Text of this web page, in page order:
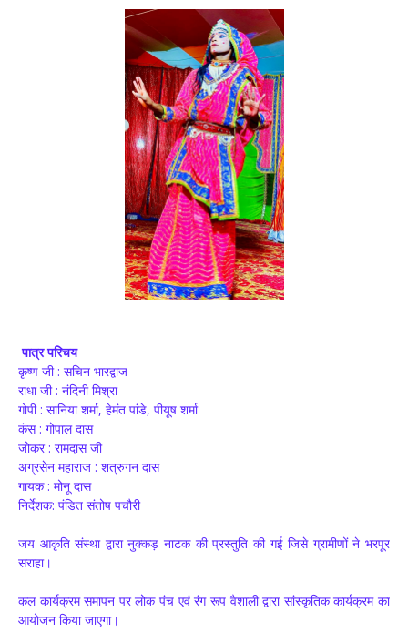
पात्र परिचय
कृष्ण जी : सचिन भारद्वाज
राधा जी : नंदिनी मिश्रा
गोपी : सानिया शर्मा, हेमंत पांडे, पीयूष शर्मा
कंस : गोपाल दास
जोकर : रामदास जी
अग्रसेन महाराज : शत्रुगन दास
गायक : मोनू दास
निर्देशक: पंडित संतोष पचौरी
जय आकृति संस्था द्वारा नुक्कड़ नाटक की प्रस्तुति की गई जिसे ग्रामीणों ने भरपूर
सराहा।
कल कार्यक्रम समापन पर लोक पंच एवं रंग रूप वैशाली द्वारा सांस्कृतिक कार्यक्रम का
आयोजन किया जाएगा।